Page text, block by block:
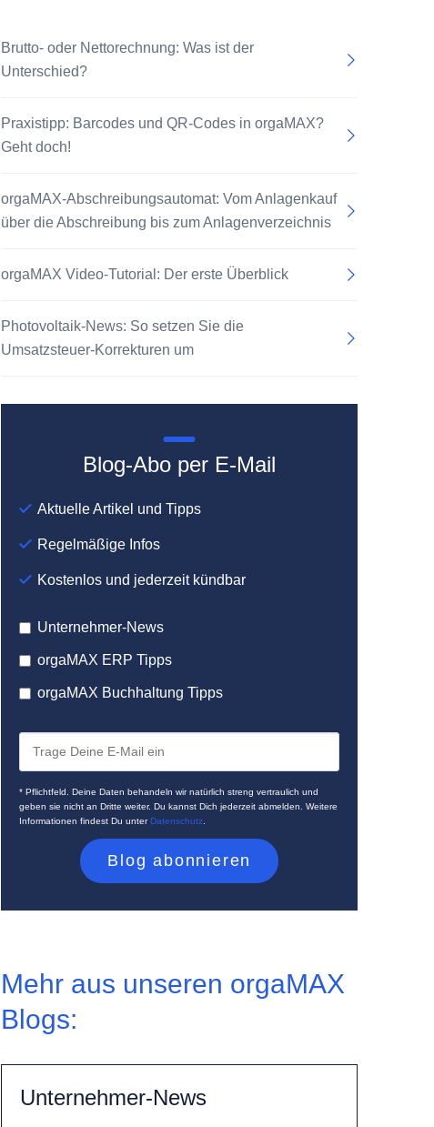
Brutto- oder Nettorechnung: Was ist der
Unterschied?
Praxistipp: Barcodes und QR-Codes in orgaMAX?
Geht doch!
orgaMAX-Abschreibungsautomat: Vom Anlagenkauf
über die Abschreibung bis zum Anlagenverzeichnis
orgaMAX Video-Tutorial: Der erste Überblick
Photovoltaik-News: So setzen Sie die
Umsatzsteuer-Korrekturen um
Blog-Abo per E-Mail
Aktuelle Artikel und Tipps
Regelmäßige Infos
Kostenlos und jederzeit kündbar
Unternehmer-News
orgaMAX ERP Tipps
orgaMAX Buchhaltung Tipps
* Pflichtfeld. Deine Daten behandeln wir natürlich streng vertraulich und
geben sie nicht an Dritte weiter. Du kannst Dich jederzeit abmelden. Weitere
Informationen findest Du unterDatenschutz
Mehr aus unseren orgaMAX
Blogs:
Unternehmer-News